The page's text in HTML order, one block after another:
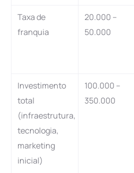
Taxa de
franquia
20.000 –
50.000
Investimento
total
(infraestrutura,
tecnologia,
marketing
inicial)
100.000 –
350.000